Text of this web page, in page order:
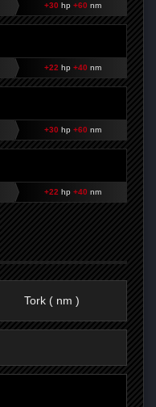
+30 hp +60 nm
+22 hp +40 nm
+30 hp +60 nm
+22 hp +40 nm
Tork ( nm )